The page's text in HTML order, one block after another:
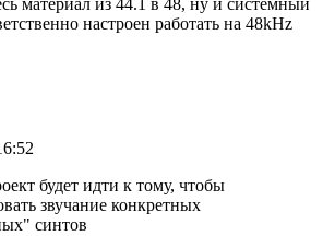
материал из 44.1 в 48, ну и системный
настроен работать на 48kHz
будет идти к тому, чтобы
звучание конкретных
синтов